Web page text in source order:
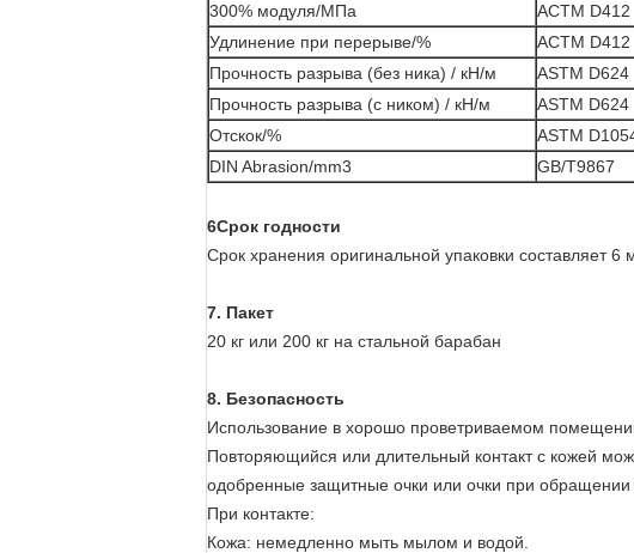
300% модуля/МПа
АСТМ D412
Удлинение при перерыве/%
АСТМ D412
Прочность разрыва (без ника) / кН/м
ASTM D624
Прочность разрыва (с ником) / кН/м
ASTM D624
Отскок/%
ASTM
DIN Abrasion/mm3
GB/T9867
6Срок годности
Срок хранения оригинальной упаковки составляет
7. Пакет
20 кг или 200 кг на стальной барабан
8. Безопасность
Использование в хорошо проветриваемом
Повторяющийся или длительный контакт с кожей
одобренные защитные очки или очки при обращении
При контакте:
Кожа: немедленно мыть мылом и водой.